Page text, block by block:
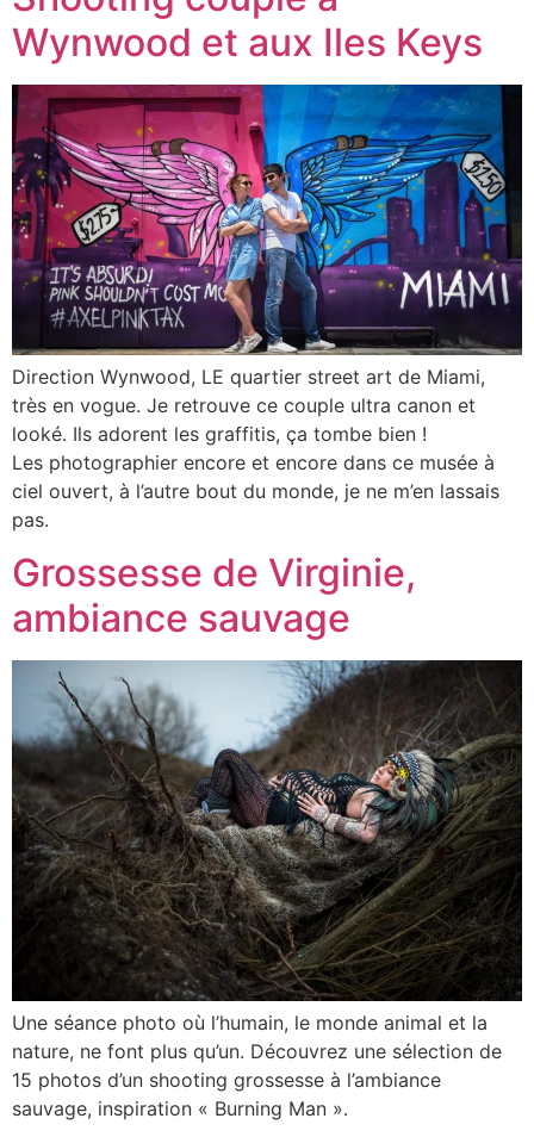
Wynwood et aux Iles Keys
Direction Wynwood, LE quartier street art de Miami,
très en vogue. Je retrouve ce couple ultra canon et
looké. Ils adorent les graffitis, ça tombe bien !
Les photographier encore et encore dans ce musée à
ciel ouvert, à l’autre bout du monde, je ne m’en lassais
pas.
Grossesse de Virginie,
ambiance sauvage
Une séance photo où l’humain, le monde animal et la
nature, ne font plus qu’un. Découvrez une sélection de
15 photos d’un shooting grossesse à l’ambiance
sauvage, inspiration « Burning Man ».